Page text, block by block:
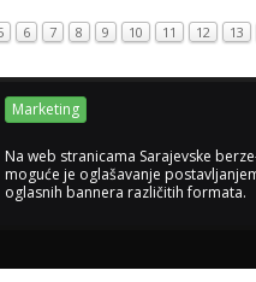
godine na Sarajevskoj berzi-burzi
emitenta Šipad komerc dd Sarajevo
6 7 8 9 10 11 12 13
Marketing
Na web stranicama Sarajevske
moguće je oglašavanje
oglasnih bannera različitih formata.